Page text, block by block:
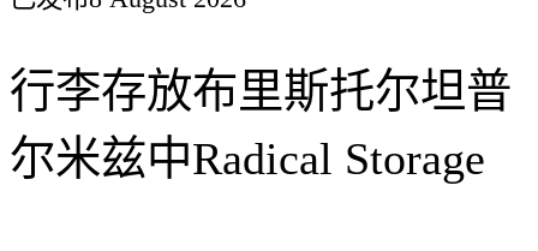
行李存放布里斯托尔坦普
尔米兹中Radical Storage